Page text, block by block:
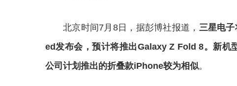
北京时间7月8日，据彭博社报道， 三星电
ed发布会，预计将推出Galaxy Z Fold 8。新机
公司计划推出的折叠款iPhone较为相似。